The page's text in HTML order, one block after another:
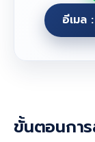
อีเมล
ขั้นตอนกา